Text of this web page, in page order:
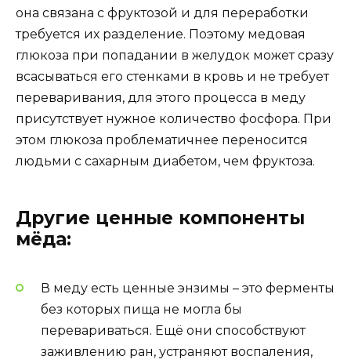
она связана с фруктозой и для переработки
требуется их разделение. Поэтому медовая
глюкоза при попадании в желудок может сразу
всасываться его стенками в кровь и не требует
переваривания, для этого процесса в меду
присутствует нужное количество фосфора. При
этом глюкоза проблематичнее переносится
людьми с сахарным диабетом, чем фруктоза.
Другие ценные компоненты
мёда:
В меду есть ценные энзимы – это ферменты
без которых пища не могла бы
перевариваться. Ещё они способствуют
заживлению ран, устраняют воспаления,